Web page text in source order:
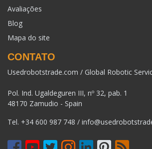
Avaliações
Blog
Mapa do site
CONTATO
Usedrobotstrade.com / Global Robotic
Pol. Ind. Ugaldeguren III, nº 32, pab. 1
48170 Zamudio - Spain
Tel. +34 600 987 748 /